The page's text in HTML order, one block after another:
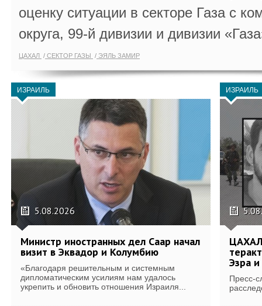
оценку ситуации в секторе Газа с
округа, 99-й дивизии и дивизии
ЦАХАЛ СЕКТОР ГАЗЫ ЭЯЛЬ ЗАМИР
ИЗРАИЛЬ
5.08.2026
Министр иностранных дел Саар начал
визит в Эквадор и Колумбию
«Благодаря решительным и системным
дипломатическим усилиям нам удалось
укрепить и обновить отношения Израиля...
ИЗРАИЛЬ
ЦАХАЛ
Эзра
Пресс-